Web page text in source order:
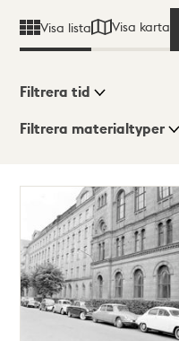
Visa lista Visa karta
Visningsläge
Karta
Filtrera tid
Filtrera materialtyper